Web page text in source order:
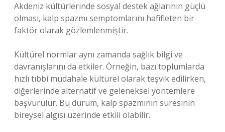
Akdeniz kültürlerinde sosyal destek ağlarının güçlü
olması, kalp spazmı semptomlarını hafifleten bir
faktör olarak gözlemlenmiştir.
Kültürel normlar aynı zamanda sağlık bilgi ve
davranışlarını da etkiler. Örneğin, bazı toplumlarda
hızlı tıbbi müdahale kültürel olarak teşvik edilirken,
diğerlerinde alternatif ve geleneksel yöntemlere
başvurulur. Bu durum, kalp spazmının süresinin
bireysel algısı üzerinde etkili olabilir.